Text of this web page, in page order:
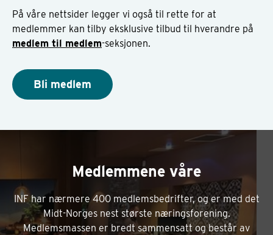
På våre nettsider legger vi også til rette for at
medlemmer kan tilby eksklusive tilbud til hverandre på
medlem til medlem-seksjonen.
Bli medlem
Medlemmene våre
INF har nærmere 400 medlemsbedrifter, og er med det
Midt-Norges nest største næringsforening.
Medlemsmassen er bredt sammensatt og består av